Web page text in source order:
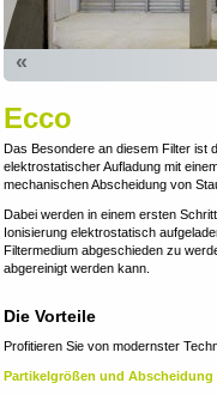
«
Ecco
Das Besondere an diesem Filter ist
elektrostatischer Aufladung mit
mechanischen Abscheidung von
Dabei werden in einem ersten
Ionisierung elektrostatisch
Filtermedium abgeschieden zu
abgereinigt werden kann.
Die Vorteile
Profitieren Sie von modernster
Partikelgrößen und Abscheidung